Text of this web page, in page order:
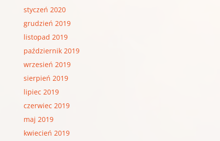
styczeń 2020
grudzień 2019
listopad 2019
październik 2019
wrzesień 2019
sierpień 2019
lipiec 2019
czerwiec 2019
maj 2019
kwiecień 2019